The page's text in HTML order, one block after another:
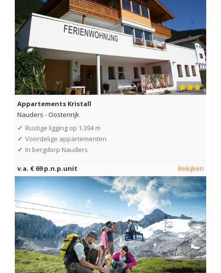
Appartements Kristall
Nauders -Oostenrijk
✓ Rustige ligging op 1.394 m
✓ Voordelige appartementen
✓ In bergdorp Nauders
v.a. € 69 p.n.p.unit Bekijken